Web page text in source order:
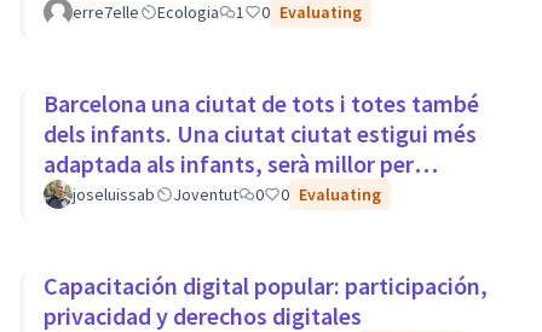
erre7elle Ecologia 1 0 Evaluating
Barcelona una ciutat de tots i totes també
dels infants. Una ciutat ciutat estigui més
adaptada als infants, serà millor per
tothom.
joseluissab Joventut 0 0 Evaluating
Capacitación digital popular: participación,
privacidad y derechos digitales